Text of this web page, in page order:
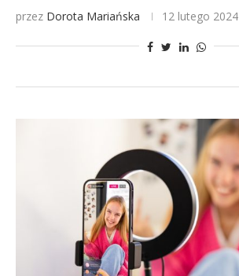
przez Dorota Mariańska 12 lutego 2024